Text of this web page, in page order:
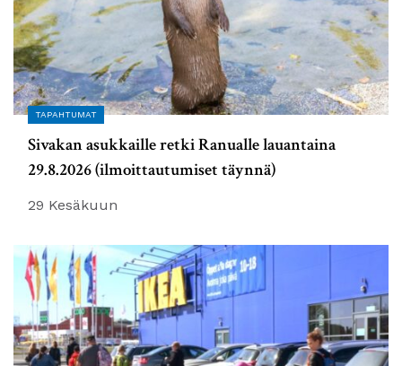
TAPAHTUMAT
Sivakan asukkaille retki Ranualle lauantaina
29.8.2026 (ilmoittautumiset täynnä)
29 Kesäkuun